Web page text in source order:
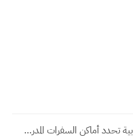
وثيقة التربية تحدد أماكن السفرات المدرسية 2023 في بغداد جانب...